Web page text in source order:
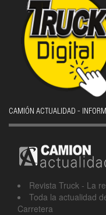
CAMIÓN ACTUALIDAD -
Revista Truck - La
Toda la actualidad
Carretera